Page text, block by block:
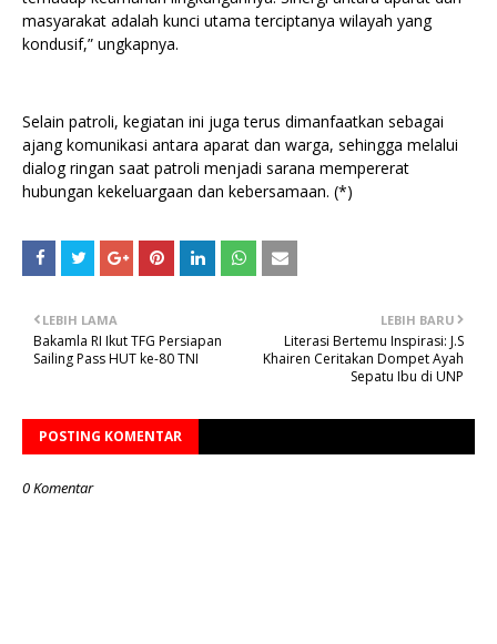
masyarakat adalah kunci utama terciptanya wilayah yang
kondusif,” ungkapnya.
Selain patroli, kegiatan ini juga terus dimanfaatkan sebagai
ajang komunikasi antara aparat dan warga, sehingga melalui
dialog ringan saat patroli menjadi sarana mempererat
hubungan kekeluargaan dan kebersamaan. (*)
LEBIH BARU
Literasi Bertemu Inspirasi: J.S
Khairen Ceritakan Dompet Ayah
Sepatu Ibu di UNP
LEBIH LAMA
Bakamla RI Ikut TFG Persiapan
Sailing Pass HUT ke-80 TNI
POSTING KOMENTAR
0 Komentar